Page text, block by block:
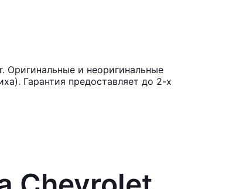
Оригинальные и неоригинальные
Гарантия предоставляет до 2-х